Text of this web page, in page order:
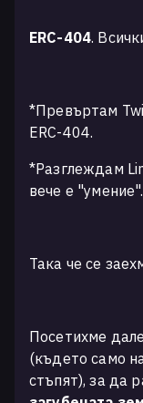
ERC-404.
*Превъртам
ERC-404.
*Разглеждам
вече е "умение".
Така че се
Посетихме
(където само
стъпят), за да